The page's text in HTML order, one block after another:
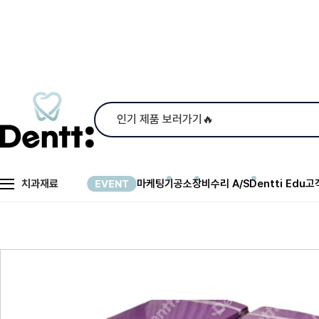
치과재료 마케팅기공소장비수리 A/SDentti Edu고